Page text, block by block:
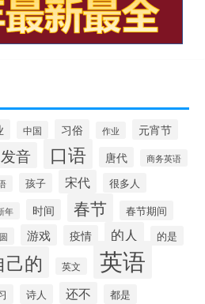
中国 习俗 作业 元宵节
发音 口语 唐代 商务英语
孩子 宋代 很多人
年 时间 春节
春节期间
游戏 疫情 的人 的是
己的 英文 英语
诗人 还不 都是